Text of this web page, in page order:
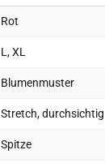
Rot
L, XL
Blumenmuster
Stretch, durchsichtig
Spitze